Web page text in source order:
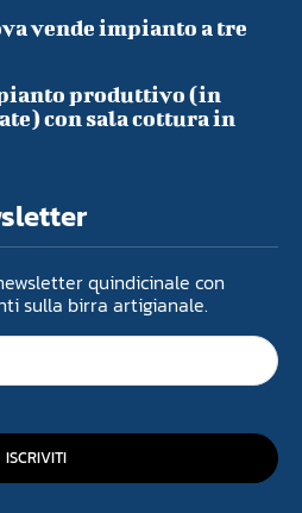
vende impianto a tre
produttivo (in
con sala cottura in
quindicinale con
sulla birra artigianale.
ISCRIVITI